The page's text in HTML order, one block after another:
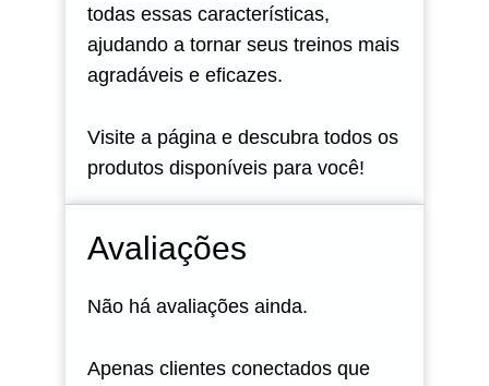
todas essas características,
ajudando a tornar seus treinos mais
agradáveis e eficazes.
Visite a página e descubra todos os
produtos disponíveis para você!
Avaliações
Não há avaliações ainda.
Apenas clientes conectados que